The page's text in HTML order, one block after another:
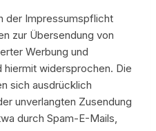
der Impressumspflicht
zur Übersendung von
Werbung und
hiermit widersprochen. Die
sich ausdrücklich
unverlangten Zusendung
durch Spam-E-Mails,